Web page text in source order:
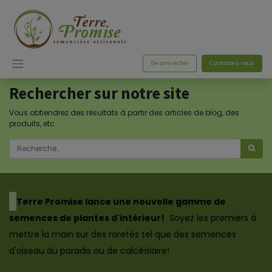
Se connecter Contactez-nous
Rechercher sur notre site
Vous obtiendrez des résultats à partir des articles de blog, des
produits, etc.
​Terre Promise lance une nouvelle gamme de
semences de plantes d'intérieur! Soyez les premiers à
mettre la main sur des raretés tel que des semences
d'oiseau du paradis ou de calcéolaire!